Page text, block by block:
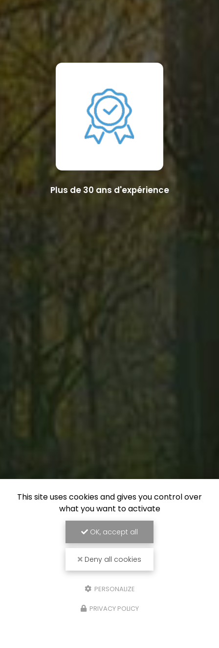
Plus de 30 ans d'expérience
This site uses cookies and gives you control over
what you want to activate
OK, accept all
Deny all cookies
PERSONALIZE
PRIVACY POLICY